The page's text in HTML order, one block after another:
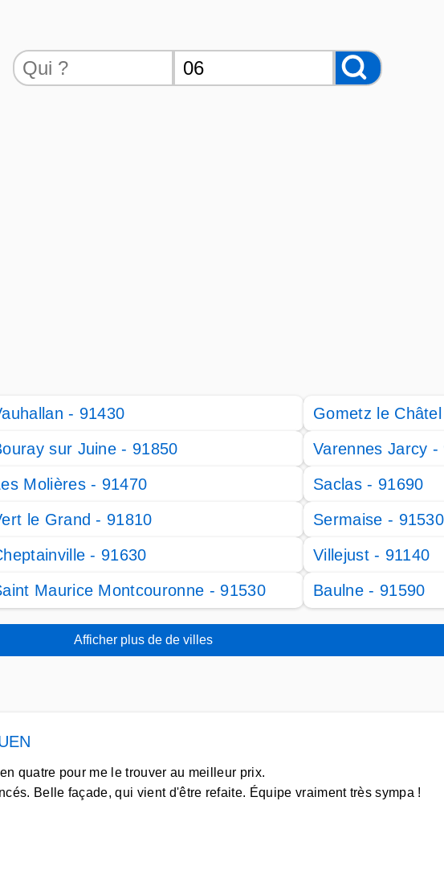
- 91430
Gometz le
sur Juine - 91850
Varennes Jarcy -
Molières - 91470
Saclas - 91690
le Grand - 91810
Sermaise - 91530
- 91630
Villejust - 91140
Maurice Montcouronne - 91530 Baulne - 91590
Afficher plus de de villes
quatre pour me le trouver au meilleur prix.
Belle façade, qui vient d'être refaite. Équipe vraiment très sympa !